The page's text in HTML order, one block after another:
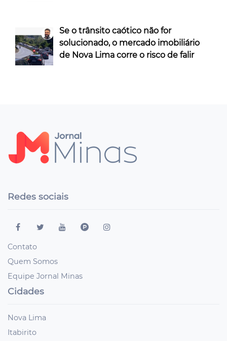
Se o trânsito caótico não for
solucionado, o mercado imobiliário
de Nova Lima corre o risco de falir
Redes sociais
Contato
Quem Somos
Equipe Jornal Minas
Cidades
Nova Lima
Itabirito